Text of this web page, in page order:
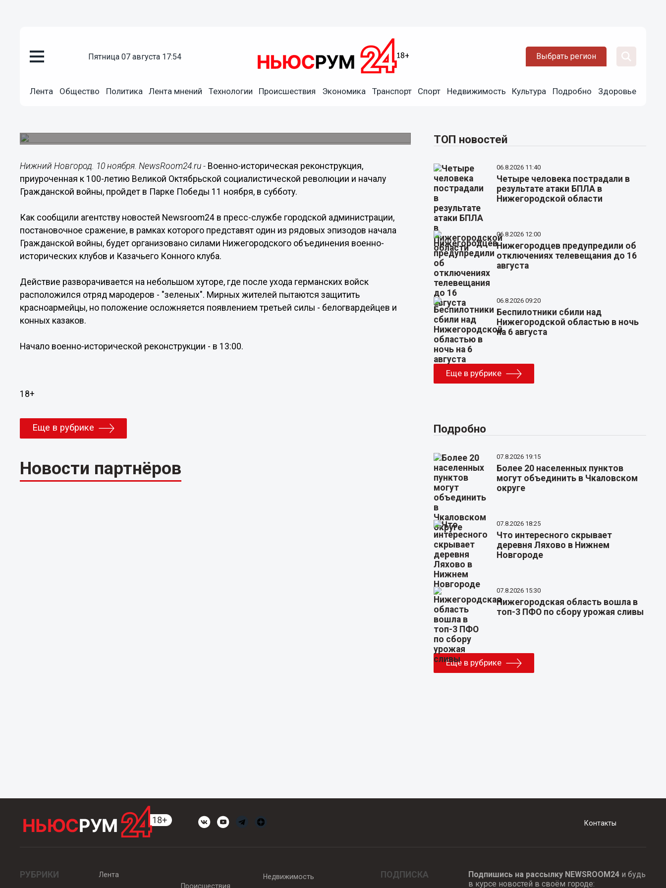
пятница 07 августа 17:54 Выбрать регион
Лента Общество Политика Лента мнений Технологии Происшествия Экономика Транспорт Спорт Недвижимость Культура Подробно Здоровье
Военно-историческая реконструкция пройдет в Парке
Нижний Новгород. 10 ноября. NewsRoom24.ru - Военно-историческая реконструкция,
приуроченная к 100-летию Великой Октябрьской социалистической революции и началу
Гражданской войны, пройдет в Парке Победы 11 ноября, в субботу.
Как сообщили агентству новостей Newsroom24 в пресс-службе городской администрации,
постановочное сражение, в рамках которого представят один из рядовых эпизодов начала
Гражданской войны, будет организовано силами Нижегородского объединения военно-
исторических клубов и Казачьего Конного клуба.
Действие разворачивается на небольшом хуторе, где после ухода германских войск
расположился отряд мародеров - "зеленых". Мирных жителей пытаются защитить
красноармейцы, но положение осложняется появлением третьей силы - белогвардейцев и
конных казаков.
Начало военно-исторической реконструкции - в 13:00.
18+
Еще в рубрике
Новости партнёров
ТОП новостей
06.8.2026 11:40
Четыре человека пострадали в
результате атаки БПЛА в
Нижегородской области
06.8.2026 12:00
Нижегородцев предупредили об
отключениях телевещания до 16
августа
06.8.2026 09:20
Беспилотники сбили над
Нижегородской областью в ночь
на 6 августа
Еще в рубрике
Подробно
07.8.2026 19:15
Более 20 населенных пунктов
могут объединить в Чкаловском
округе
07.8.2026 18:25
Что интересного скрывает
деревня Ляхово в Нижнем
Новгороде
07.8.2026 15:30
Нижегородская область вошла в
топ-3 ПФО по сбору урожая сливы
Еще в рубрике
Контакты
РУБРИКИ
Лента
Происшествия
Недвижимость ПОДПИСКА Подпишись на рассылку NEWSROOM24и будь
в курсе новостей в своём городе: